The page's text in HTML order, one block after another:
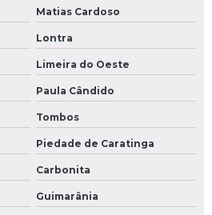
Matias Cardoso
Lontra
Limeira do Oeste
Paula Cândido
Tombos
Piedade de Caratinga
Carbonita
Guimarânia